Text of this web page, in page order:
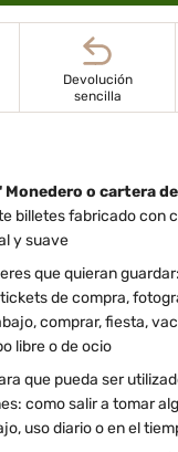
Devolución
sencilla
Monedero o cartera
billetes fabricado con
y suave
que quieran
de compra,
comprar, fiesta,
libre o de ocio
que pueda ser
como salir a tomar
uso diario o en el